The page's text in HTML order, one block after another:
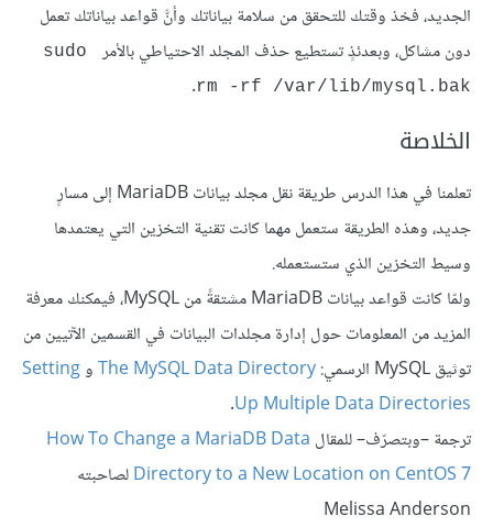
الجديد، فخذ وقتك للتحقق من سلامة بياناتك وأنَّ قواعد بياناتك تعمل
دون مشاكل، وبعدئذٍ تستطيع حذف المجلد الاحتياطي بالأمر
sudo
rm -rf /var/lib/mysql.bak
.
الخلاصة
تعلمنا في هذا الدرس طريقة نقل مجلد بيانات MariaDB إلى مسارٍ
جديد، وهذه الطريقة ستعمل مهما كانت تقنية التخزين التي يعتمدها
وسيط التخزين الذي ستستعمله.
ولمّا كانت قواعد بيانات MariaDB مشتقةً من MySQL، فيمكنك معرفة
المزيد من المعلومات حول إدارة مجلدات البيانات في القسمين الآتيين من
توثيق MySQL الرسمي:
The MySQL Data DirectoryوSetting
Up Multiple Data Directories
.
ترجمة –وبتصرّف– للمقال How To Change a MariaDB Data
Directory to a New Location on CentOS 7لصاحبته
Melissa Anderson